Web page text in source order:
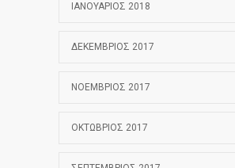
ΙΑΝΟΥΆΡΙΟΣ 2018
ΔΕΚΈΜΒΡΙΟΣ 2017
ΝΟΈΜΒΡΙΟΣ 2017
ΟΚΤΏΒΡΙΟΣ 2017